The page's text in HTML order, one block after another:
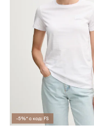
-5%* с код: FS